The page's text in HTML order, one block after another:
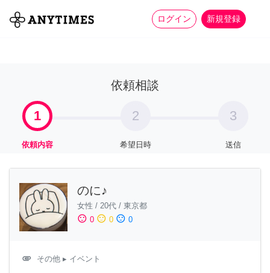
ログイン 新規登録
全て 家事 more_horiz
依頼相談
1
依頼内容
2
希望日時
3
送信
のに♪
女性 / 20代 / 東京都
sentiment_satisfied 0 sentiment_neutral 0 sentiment_dissatisfied 0
attachment その他 ▸ イベント